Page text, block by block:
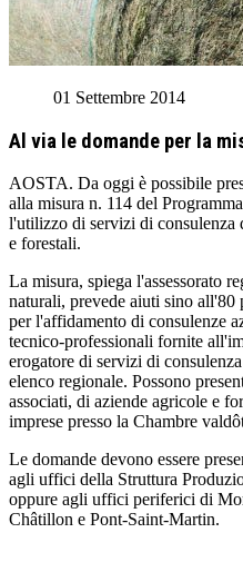
01 Settembre 2014
Al via le domande per la
AOSTA. Da oggi è possibile
alla misura n. 114 del
l'utilizzo di servizi di consulenza
e forestali.
La misura, spiega l'assessorato
naturali, prevede aiuti sino all'80
per l'affidamento di consulenze
tecnico-professionali fornite
erogatore di servizi di
elenco regionale. Possono
associati, di aziende agricole e
imprese presso la Chambre
Le domande devono essere
agli uffici della Struttura
oppure agli uffici periferici di
Châtillon e Pont-Saint-Martin.